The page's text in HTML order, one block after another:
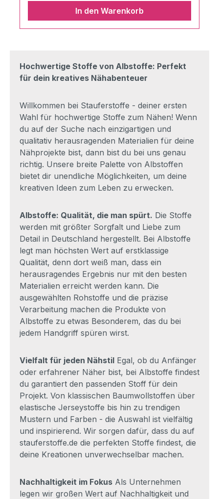
In den Warenkorb
Hochwertige Stoffe von Albstoffe: Perfekt
für dein kreatives Nähabenteuer
Willkommen bei Stauferstoffe - deiner ersten
Wahl für hochwertige Stoffe zum Nähen! Wenn
du auf der Suche nach einzigartigen und
qualitativ herausragenden Materialien für deine
Nähprojekte bist, dann bist du bei uns genau
richtig. Unsere breite Palette von Albstoffen
bietet dir unendliche Möglichkeiten, um deine
kreativen Ideen zum Leben zu erwecken.
Albstoffe: Qualität, die man spürt. Die Stoffe
werden mit größter Sorgfalt und Liebe zum
Detail in Deutschland hergestellt. Bei Albstoffe
legt man höchsten Wert auf erstklassige
Qualität, denn dort weiß man, dass ein
herausragendes Ergebnis nur mit den besten
Materialien erreicht werden kann. Die
ausgewählten Rohstoffe und die präzise
Verarbeitung machen die Produkte von
Albstoffe zu etwas Besonderem, das du bei
jedem Handgriff spüren wirst.
Vielfalt für jeden Nähstil Egal, ob du Anfänger
oder erfahrener Näher bist, bei Albstoffe findest
du garantiert den passenden Stoff für dein
Projekt. Von klassischen Baumwollstoffen über
elastische Jerseystoffe bis hin zu trendigen
Mustern und Farben - die Auswahl ist vielfältig
und inspirierend. Wir sorgen dafür, dass du auf
stauferstoffe.de die perfekten Stoffe findest, die
deine Kreationen unverwechselbar machen.
Nachhaltigkeit im Fokus Als Unternehmen
legen wir großen Wert auf Nachhaltigkeit und